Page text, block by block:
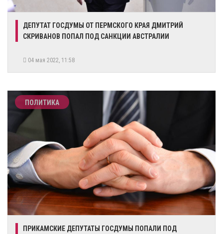
​ДЕПУТАТ ГОСДУМЫ ОТ ПЕРМСКОГО КРАЯ ДМИТРИЙ
СКРИВАНОВ ПОПАЛ ПОД САНКЦИИ АВСТРАЛИИ
04 мая 2022, 11:58
ПОЛИТИКА
​ПРИКАМСКИЕ ДЕПУТАТЫ ГОСДУМЫ ПОПАЛИ ПОД